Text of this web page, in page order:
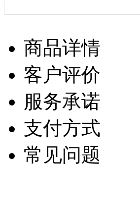
商品详情
客户评价
服务承诺
支付方式
常见问题